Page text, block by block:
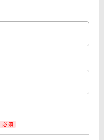
必 須